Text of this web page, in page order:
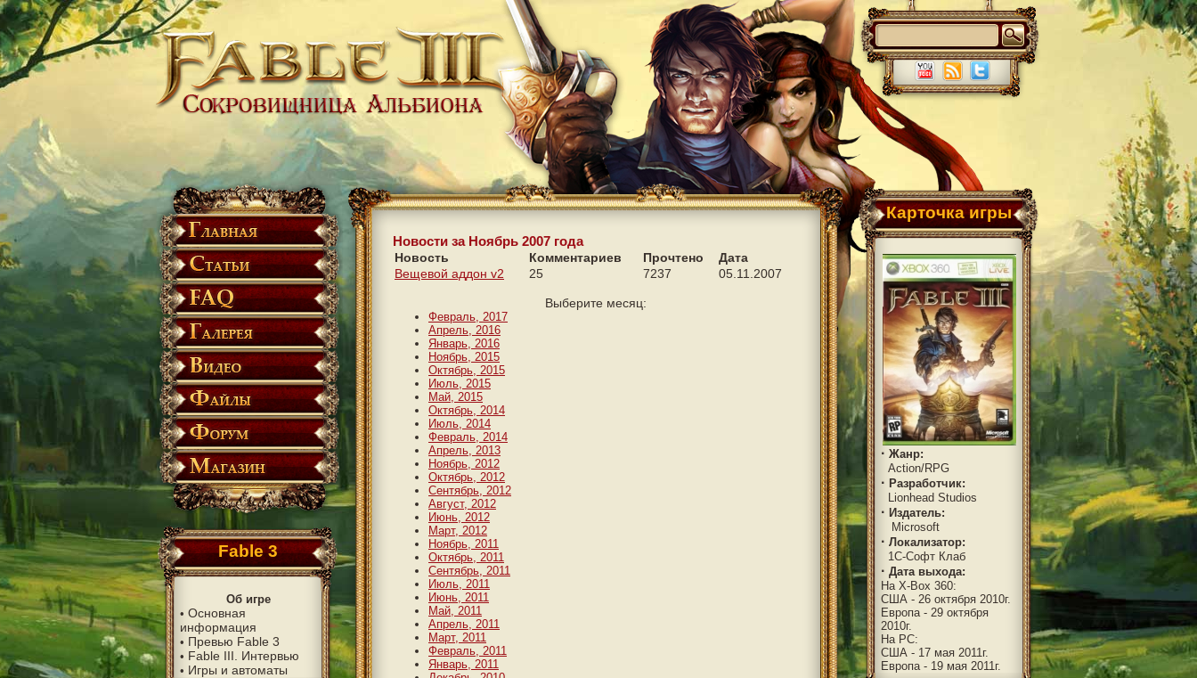
Fable 3
Об игре
• Основная
информация
• Превью Fable 3
• Fable III. Интервью
• Игры и автоматы
Новости за Ноябрь 2007 года
Новость Комментариев Прочтено
Дата
Вещевой аддон v2
25 7237 05.11.2007
Выберите месяц:
Февраль, 2017
Апрель, 2016
Январь, 2016
Ноябрь, 2015
Октябрь, 2015
Июль, 2015
Май, 2015
Октябрь, 2014
Июль, 2014
Февраль, 2014
Апрель, 2013
Ноябрь, 2012
Октябрь, 2012
Сентябрь, 2012
Август, 2012
Июнь, 2012
Март, 2012
Ноябрь, 2011
Октябрь, 2011
Сентябрь, 2011
Июль, 2011
Июнь, 2011
Май, 2011
Апрель, 2011
Март, 2011
Февраль, 2011
Январь, 2011
Карточка игры
· Жанр:
Action/RPG
· Разработчик:
Lionhead Studios
· Издатель:
Microsoft
· Локализатор:
1C-Софт Клаб
· Дата выхода:
На X-Box 360:
США - 26 октября 2010г.
Европа - 29 октября
2010г.
На PC:
США - 17 мая 2011г.
Европа - 19 мая 2011г.